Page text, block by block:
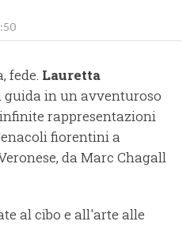
fede. Lauretta
guida in un avventuroso
rappresentazioni
fiorentini a
da Marc Chagall
al cibo e all'arte alle